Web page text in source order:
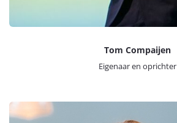
Tom Compaijen
Eigenaar en oprichter